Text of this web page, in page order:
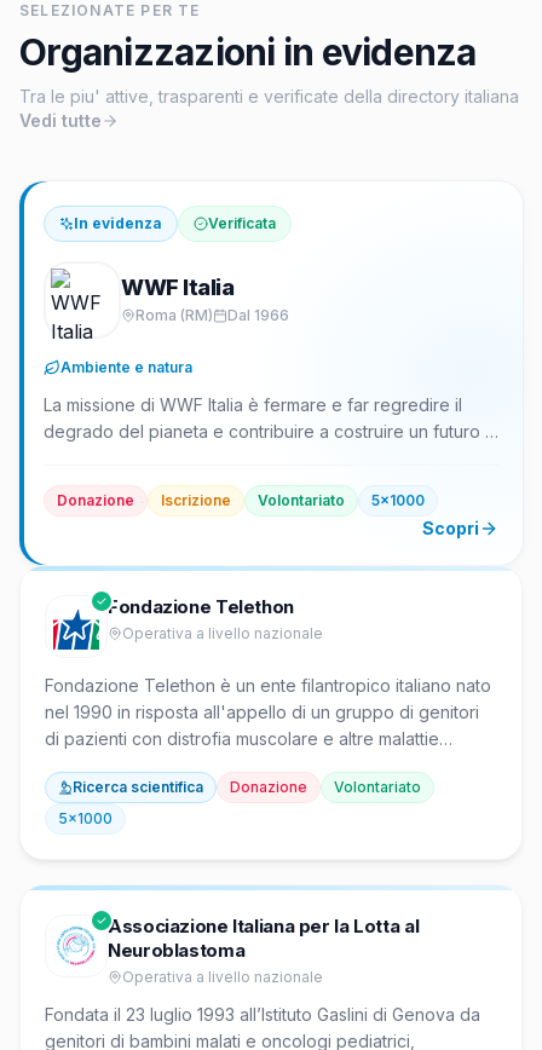
SELEZIONATE PER TE
Organizzazioni in evidenza
Tra le piu' attive, trasparenti e verificate della directory italiana
Vedi tutte
In evidenza Verificata
WWF Italia
Roma (RM) Dal 1966
Ambiente e natura
La missione di WWF Italia è fermare e far regredire il
degrado del pianeta e contribuire a costruire un futuro in
L’organizzazione affronta la perdita di biodiversità e gli
impatti antropici promuovendo la conservazione della
diversità genetica delle specie e degli ecosistemi, l’uso
sostenibile delle risorse naturali e la riduzione della
pressione sull’ambiente. Opera attraverso attività
strutturali come la gestione di aree protette, la
protezione di habitat e specie prioritarie, e l’influenza su
del terzo settore, persegue tali obiettivi senza scopo di
lucro, con finalità civiche e di utilità sociale a beneficio
delle generazioni presenti e future.
Donazione Iscrizione Volontariato 5x1000
Scopri
Fondazione Telethon
Operativa a livello nazionale
Fondazione Telethon è un ente filantropico italiano nato
nel 1990 in risposta all'appello di un gruppo di genitori
di pazienti con distrofia muscolare e altre malattie
eccellenza su tali patologie, selezionando oltre 3.100
progetti tramite processo di peer review internazionale.
Ricerca scientifica Donazione
Volontariato
5x1000
Associazione Italiana per la Lotta al
Neuroblastoma
Operativa a livello nazionale
Fondata il 23 luglio 1993 all’Istituto Gaslini di Genova da
genitori di bambini malati e oncologi pediatrici,